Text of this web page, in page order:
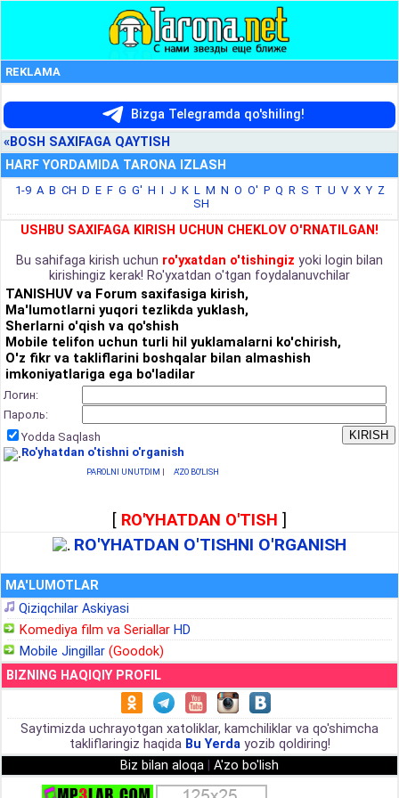
REKLAMA
Bizga Telegramda qo'shiling!
«BOSH SAXIFAGA QAYTISH
HARF YORDAMIDA TARONA IZLASH
1-9 A B CH D E F G G' H I J K L M N O O' P Q R S T U V X Y Z
SH
USHBU SAXIFAGA KIRISH UCHUN CHEKLOV O'RNATILGAN!
Bu sahifaga kirish uchun ro'yxatdan o'tishingiz yoki login bilan
kirishingiz kerak! Ro'yxatdan o'tgan foydalanuvchilar
TANISHUV va Forum saxifasiga kirish,
Ma'lumotlarni yuqori tezlikda yuklash,
Sherlarni o'qish va qo'shish
Mobile telifon uchun turli hil yuklamalarni ko'chirish,
O'z fikr va takliflarini boshqalar bilan almashish
imkoniyatlariga ega bo'ladilar
Логин:
Пароль:
Yodda Saqlash
Ro'yhatdan o'tishni o'rganish
PAROLNI UNUTDIM | A'ZO BO'LISH
[ RO'YHATDAN O'TISH ]
RO'YHATDAN O'TISHNI O'RGANISH
MA'LUMOTLAR
Qiziqchilar Askiyasi
Komediya film va Seriallar HD
Mobile Jingillar (Goodok)
BIZNING HAQIQIY PROFIL
Saytimizda uchrayotgan xatoliklar, kamchiliklar va qo'shimcha
takliflaringiz haqida Bu Yerdayozib qoldiring!
Biz bilan aloqa
A'zo bo'lish